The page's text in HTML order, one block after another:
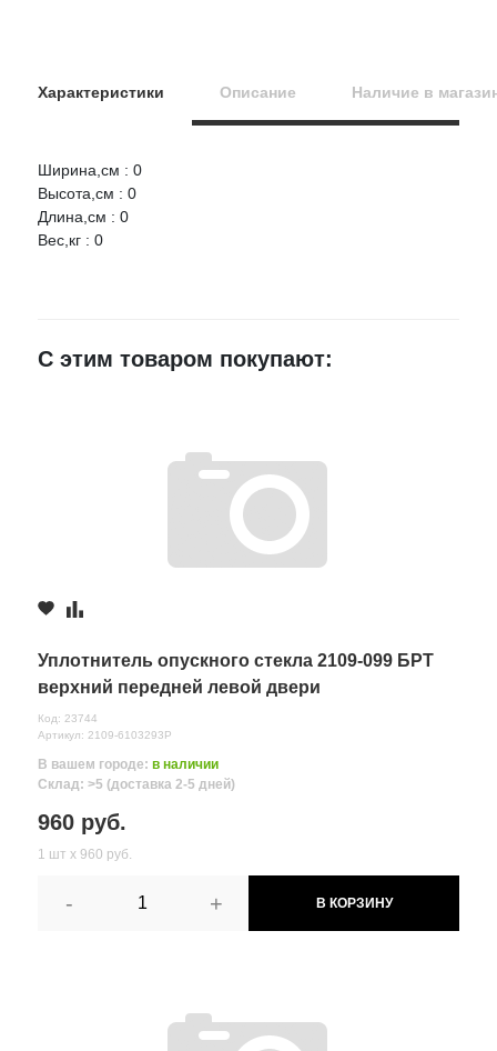
Характеристики Описание Наличие в
Ширина,см : 0
Высота,см : 0
Длина,см : 0
Вес,кг : 0
Оцените товар:
Ваше имя
Комментарий
С этим товаром покупают:
Уплотнитель опускного стекла 2109-099 БРТ
верхний передней левой двери
Код: 23744
Артикул: 2109-6103293Р
В вашем городе: в наличии
Склад: >5 (доставка 2-5 дней)
960 руб.
1 шт х 960 руб.
- + В КОРЗИНУ